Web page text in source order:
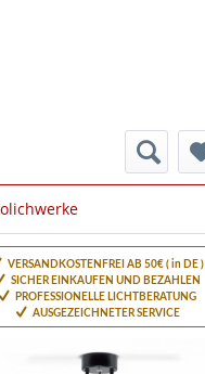
VERSANDKOSTENFREI AB 50€ ( in DE )
SICHER EINKAUFEN UND BEZAHLEN
PROFESSIONELLE LICHTBERATUNG
AUSGEZEICHNETER SERVICE